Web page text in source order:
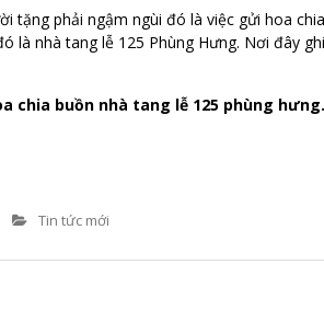
tặng phải ngậm ngùi đó là việc gửi hoa
là nhà tang lễ 125 Phùng Hưng. Nơi đây
chia buồn nhà tang lễ 125 phùng hưng.
Tin tức mới